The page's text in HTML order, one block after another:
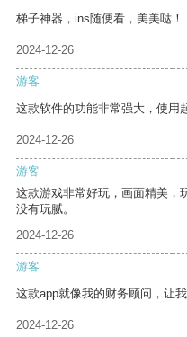
梯子神器，ins随便看，美美哒！
2024-12-26
游客
这款软件的功能非常强大，使用
2024-12-26
游客
这款游戏非常好玩，画面精美，
没有玩腻。
2024-12-26
游客
这款app就像我的财务顾问，让我
2024-12-26